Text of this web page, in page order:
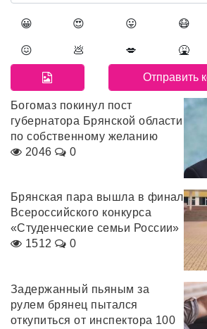
😀 😍 😛 😷
😖 💩 💋 🤮
Богомаз покинул пост
губернатора Брянской области
по собственному желанию
2046
0
Брянская пара вышла в финал
Всероссийского конкурса
«Студенческие семьи России»
1512
0
Задержанный пьяным за
рулем брянец пытался
откупиться от инспектора 100